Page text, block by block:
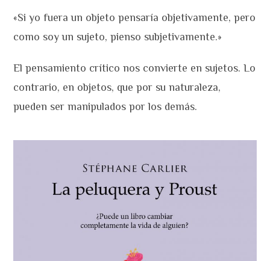
«Si yo fuera un objeto pensaría objetivamente, pero
como soy un sujeto, pienso subjetivamente.»
El pensamiento crítico nos convierte en sujetos. Lo
contrario, en objetos, que por su naturaleza,
pueden ser manipulados por los demás.